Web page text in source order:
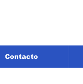
Contacto